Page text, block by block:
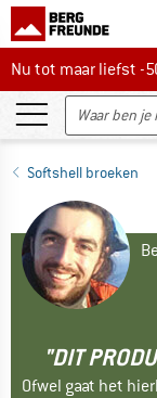
Nu tot maar liefst -
Nu tot maar liefst -
Softshell broeken
"DIT
Ofwel gaat het